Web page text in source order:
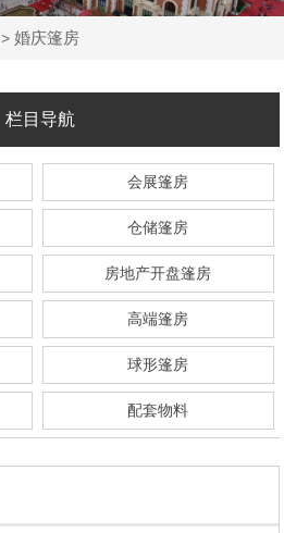
>婚庆篷房
栏目导航
会展篷房
仓储篷房
房地产开盘篷房
高端篷房
球形篷房
配套物料